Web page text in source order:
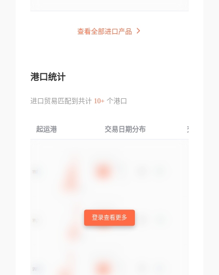
查看全部进口产品
港口统计
进口贸易匹配到共计 10+个港口
起运港 交易日期分布 交易产品
登录查看更多